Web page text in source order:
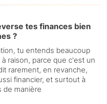
tes finances bien
?
tu entends beaucoup
raison, parce que c'est un
rarement, en revanche,
financier, et surtout à
de manière